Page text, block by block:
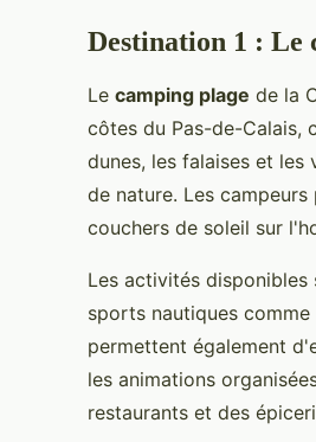
Destination 1 : Le
Le camping plage de la
côtes du Pas-de-Calais,
dunes, les falaises et
de nature. Les
couchers de soleil sur
Les activités disponibles
sports nautiques
permettent également
les animations
restaurants et des